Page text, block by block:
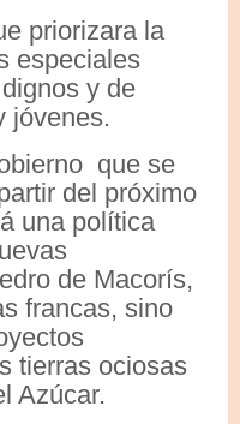
priorizara la
especiales
y de
jóvenes.
que se
del próximo
una política
de Macorís,
francas, sino
tierras ociosas
Azúcar.